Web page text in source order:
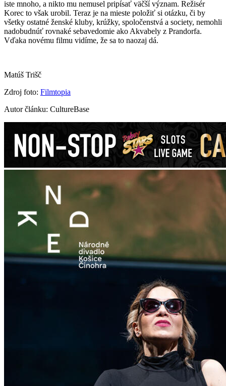
iste mnoho, a nikto mu nemusel pripísať väčší význam. Režisér
Korec to však urobil. Teraz je na mieste položiť si otázku, či by
všetky ostatné ženské kluby, krúžky, spoločenstvá a society, nemohli
nadobudnúť rovnaké sebavedomie ako Akvabely z Prandorfa.
Vďaka novému filmu vidíme, že sa to naozaj dá.
Matúš Trišč
Zdroj foto: Filmtopia
Autor článku: CultureBase